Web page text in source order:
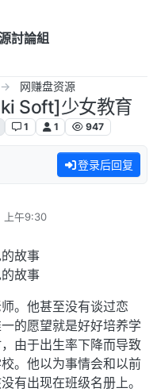
討論組
网赚盘资源
Soft]少女教育
1 1 947
登录后回复
上午9:30
故事
故事
。他甚至没有谈过恋
的愿望就是好好培养学
由于出生率下降而导致
。他以为事情会和以前
有出现在班级名册上。